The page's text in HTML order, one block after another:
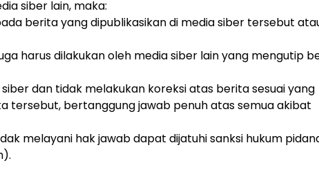
siber lain, maka:
berita yang dipublikasikan di media siber tersebut
harus dilakukan oleh media siber lain yang mengutip
dan tidak melakukan koreksi atas berita sesuai yang
tersebut, bertanggung jawab penuh atas semua akibat
melayani hak jawab dapat dijatuhi sanksi hukum